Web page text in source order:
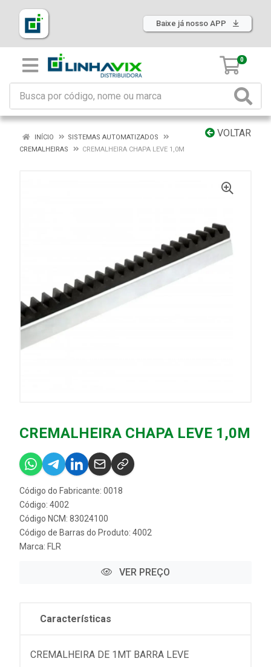
Baixe já nosso APP
0
VOLTAR
INÍCIO
SISTEMAS AUTOMATIZADOS
CREMALHEIRAS
CREMALHEIRA CHAPA LEVE 1,0M
CREMALHEIRA CHAPA LEVE 1,0M
Código do Fabricante: 0018
Código: 4002
Código NCM: 83024100
Código de Barras do Produto: 4002
Marca: FLR
VER PREÇO
Características
CREMALHEIRA DE 1MT BARRA LEVE